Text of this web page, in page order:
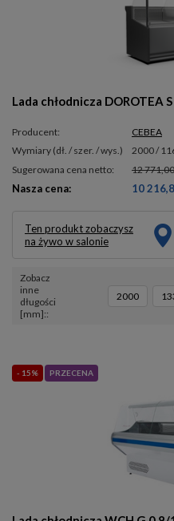
Lada chłodnicza DOROTEA
Producent:
CEBEA
wymiary (dł. / szer. / wys.)
2000 /
Sugerowana cena netto:
12
Nasza cena: 10
Ten produkt zobaczysz
na żywo w salonie
Zobacz
inne
długości
[mm]:
2000
- 15% PRZECENA